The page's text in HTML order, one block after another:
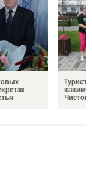
каким